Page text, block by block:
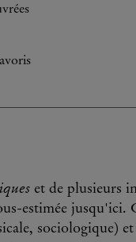
et de plusieurs
estimée jusqu'ici.
sociologique)